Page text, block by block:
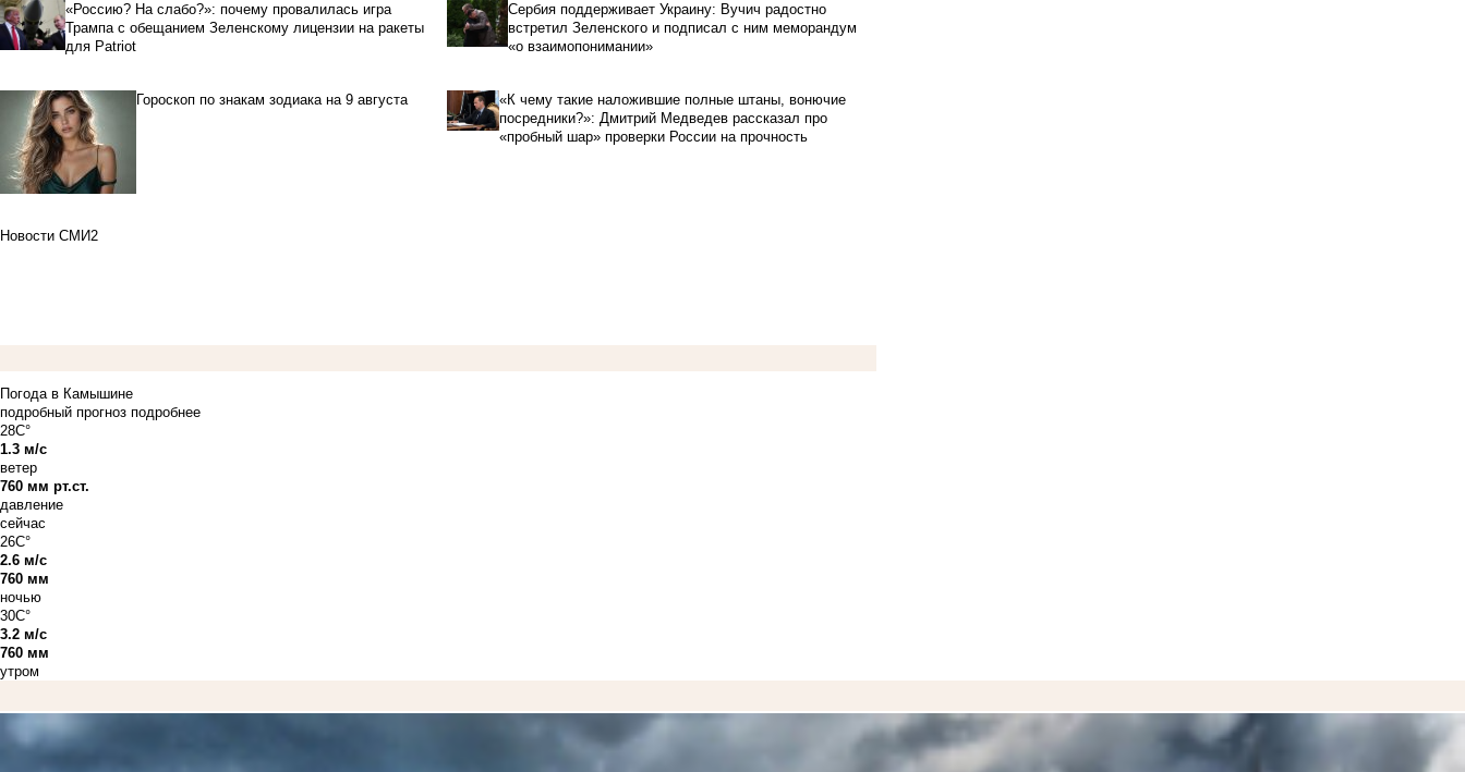
«Россию? На слабо?»: почему провалилась игра
Трампа с обещанием Зеленскому лицензии на ракеты
для Patriot
Сербия поддерживает Украину: Вучич радостно
встретил Зеленского и подписал с ним меморандум
«о взаимопонимании»
Гороскоп по знакам зодиака на 9 августа
«К чему такие наложившие полные штаны, вонючие
посредники?»: Дмитрий Медведев рассказал про
«пробный шар» проверки России на прочность
Новости СМИ2
Погода в Камышине
подробный прогноз подробнее
28C°
1.3 м/с
ветер
760 мм рт.ст.
давление
сейчас
26C°
2.6 м/с
760 мм
ночью
30C°
3.2 м/с
760 мм
утром